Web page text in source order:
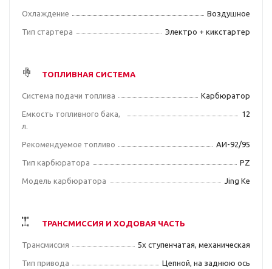
Охлаждение Воздушное
Тип стартера Электро + кикстартер
ТОПЛИВНАЯ СИСТЕМА
Система подачи топлива Карбюратор
Емкость топливного бака,
л.
12
Рекомендуемое топливо АИ-92/95
Тип карбюратора PZ
Модель карбюратора Jing Ke
ТРАНСМИССИЯ И ХОДОВАЯ ЧАСТЬ
Трансмиссия 5х ступенчатая, механическая
Тип привода Цепной, на заднюю ось